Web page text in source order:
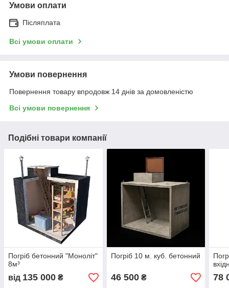
Умови оплати
Післяплата
Всі умови оплати
Умови повернення
Повернення товару впродовж 14 днів за домовленістю
Всі умови повернення
Подібні товари компанії
Погріб бетонний "Моноліт"
8м³
від 135 000 ₴
Погріб 10 м. куб. бетонний
46 500₴ 78